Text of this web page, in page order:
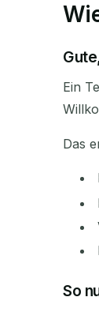
Ein
Das
So